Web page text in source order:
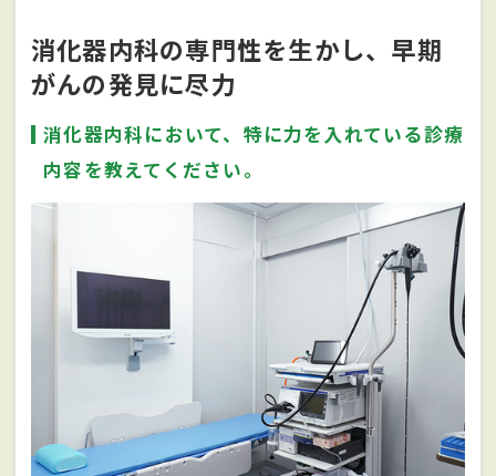
消化器内科の専門性を生かし、早期
がんの発見に尽力
消化器内科において、特に力を入れている診療
内容を教えてください。